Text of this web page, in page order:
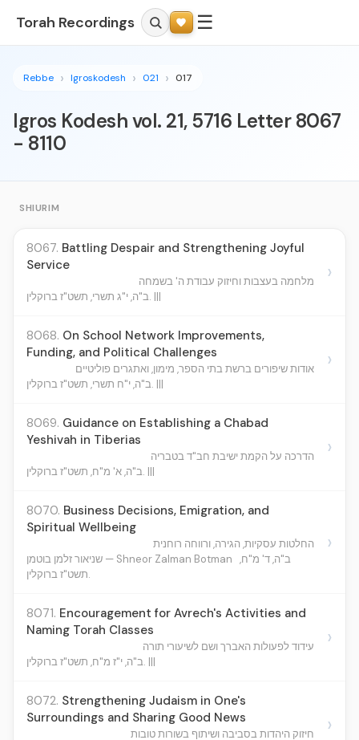
Torah Recordings ☰
Rebbe Igroskodesh 021 017
Igros Kodesh vol. 21, 5716 Letter 8067
- 8110
SHIURIM
8067. Battling Despair and Strengthening Joyful
Service
מלחמה בעצבות וחיזוק עבודת ה' בשמחה
ב"ה, י"ג תשרי, תשט"ז ברוקלין. |||
›
8068. On School Network Improvements,
Funding, and Political Challenges
אודות שיפורים ברשת בתי הספר, מימון, ואתגרים פוליטיים
ב"ה, י"ח תשרי, תשט"ז ברוקלין. |||
›
8069. Guidance on Establishing a Chabad
Yeshivah in Tiberias
הדרכה על הקמת ישיבת חב"ד בטבריה
ב"ה, א' מ"ח, תשט"ז ברוקלין. |||
›
8070. Business Decisions, Emigration, and
Spiritual Wellbeing
החלטות עסקיות, הגירה, ורווחה רוחנית
שניאור זלמן בוטמן — Shneor Zalman Botman ב"ה, ד' מ"ח,
תשט"ז ברוקלין.
›
8071. Encouragement for Avrech's Activities and
Naming Torah Classes
עידוד לפעולות האברך ושם לשיעורי תורה
ב"ה, י"ז מ"ח, תשט"ז ברוקלין. |||
›
8072. Strengthening Judaism in One's
Surroundings and Sharing Good News
חיזוק היהדות בסביבה ושיתוף בשורות טובות
›